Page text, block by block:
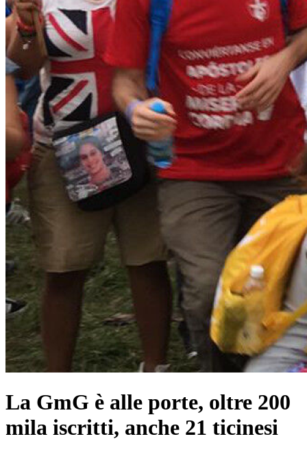
La GmG è alle porte, oltre 200
mila iscritti, anche 21 ticinesi